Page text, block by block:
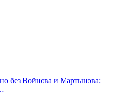
без Войнова и Мартынова: